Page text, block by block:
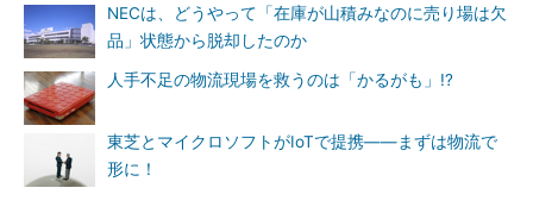
NECは、どうやって「在庫が山積みなのに売り場は欠
品」状態から脱却したのか
人手不足の物流現場を救うのは「かるがも」!?
東芝とマイクロソフトがIoTで提携――まずは物流で
形に！